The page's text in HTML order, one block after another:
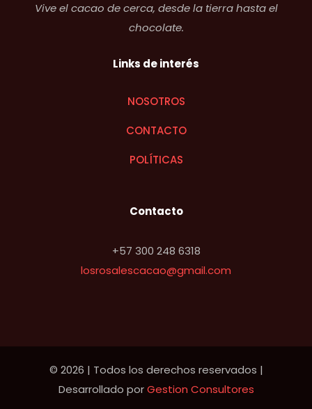
Vive el cacao de cerca, desde la tierra hasta el
chocolate.
Links de interés
NOSOTROS
CONTACTO
POLÍTICAS
Contacto
+57 300 248 6318
losrosalescacao@gmail.com
© 2026 | Todos los derechos reservados |
Desarrollado porGestion Consultores